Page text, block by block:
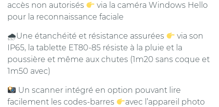
accès non autorisés
via la caméra Windows Hello
pour la reconnaissance faciale
🌧Une étanchéité et résistance assurées
via son
IP65, la tablette ET80-85 résiste à la pluie et la
poussière et même aux chutes (1m20 sans coque et
1m50 avec)
Un scanner intégré en option pouvant lire
facilement les codes-barres
avec l’appareil photo